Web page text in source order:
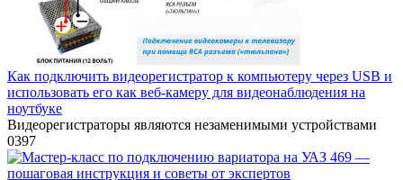
Как подключить видеорегистратор к компьютеру через USB и
использовать его как веб-камеру для видеонаблюдения на
ноутбуке
Видеорегистраторы являются незаменимыми устройствами
0397